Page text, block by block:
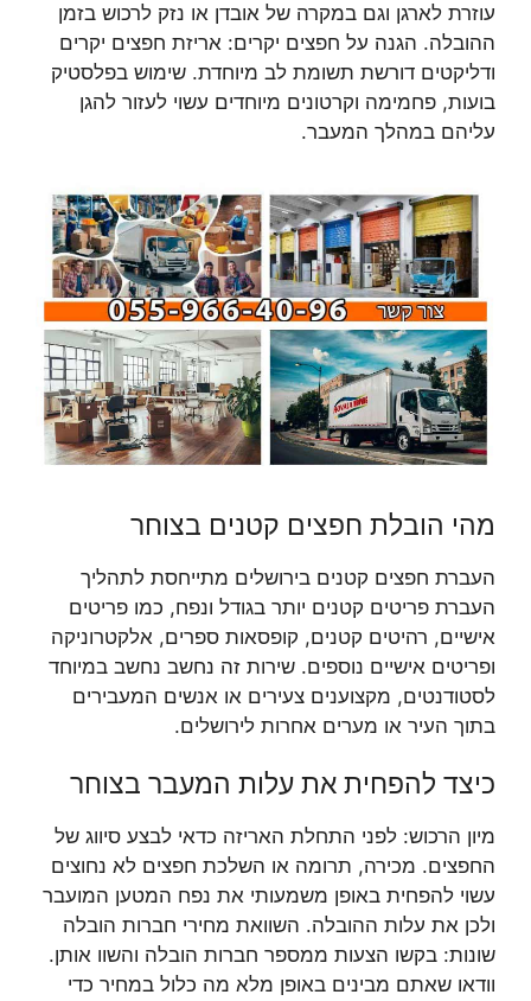
עוזרת לארגן וגם במקרה של אובדן או נזק לרכוש בזמן
ההובלה. הגנה על חפצים יקרים: אריזת חפצים יקרים
ודליקטים דורשת תשומת לב מיוחדת. שימוש בפלסטיק
בועות, פחמימה וקרטונים מיוחדים עשוי לעזור להגן
עליהם במהלך המעבר.
מהי הובלת חפצים קטנים בצוחר
העברת חפצים קטנים בירושלים מתייחסת לתהליך
העברת פריטים קטנים יותר בגודל ונפח, כמו פריטים
אישיים, רהיטים קטנים, קופסאות ספרים, אלקטרוניקה
ופריטים אישיים נוספים. שירות זה נחשב נחשב במיוחד
לסטודנטים, מקצוענים צעירים או אנשים המעבירים
בתוך העיר או מערים אחרות לירושלים.
כיצד להפחית את עלות המעבר בצוחר
מיון הרכוש: לפני התחלת האריזה כדאי לבצע סיווג של
החפצים. מכירה, תרומה או השלכת חפצים לא נחוצים
עשוי להפחית באופן משמעותי את נפח המטען המועבר
ולכן את עלות ההובלה. השוואת מחירי חברות הובלה
שונות: בקשו הצעות ממספר חברות הובלה והשוו אותן.
וודאו שאתם מבינים באופן מלא מה כלול במחיר כדי